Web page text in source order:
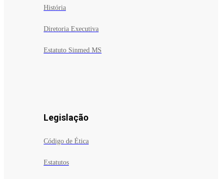
História
Diretoria Executiva
Estatuto Sinmed MS
Legislação
Código de Ética
Estatutos